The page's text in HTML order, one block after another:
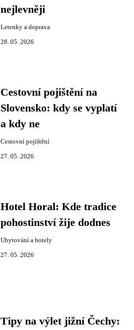
nejlevněji
Letenky a doprava
28. 05. 2026
Cestovní pojištění na
Slovensko: kdy se vyplatí
a kdy ne
Cestovní pojištění
27. 05. 2026
Hotel Horal: Kde tradice
pohostinství žije dodnes
Ubytování a hotely
27. 05. 2026
Tipy na výlet jižní Čechy: